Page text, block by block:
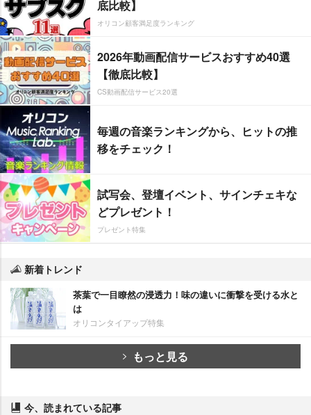
底比較】
オリコン顧客満足度ランキング
2026年動画配信サービスおすすめ40選
【徹底比較】
CS動画配信サービス20選
毎週の音楽ランキングから、ヒットの推
移をチェック！
試写会、登壇イベント、サインチェキな
どプレゼント！
プレゼント特集
新着トレンド
茶葉で一目瞭然の浸透力！味の違いに衝撃を受ける水と
は
オリコンタイアップ特集
もっと見る
今、読まれている記事